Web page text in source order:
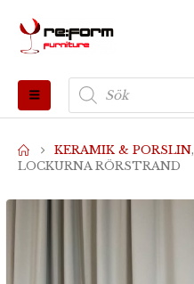
Produktsökning
KERAMIK & PORSLIN,
LOCKURNA RÖRSTRAND